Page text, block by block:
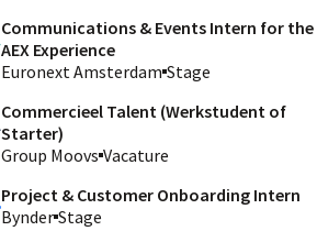
Communications & Events Intern for the
AEX Experience
Euronext Amsterdam Stage
Commercieel Talent (Werkstudent of
Starter)
Group Moovs Vacature
Project & Customer Onboarding Intern
Bynder Stage